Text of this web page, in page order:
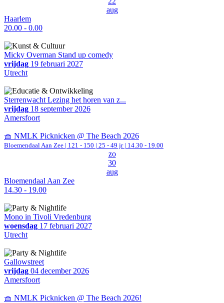
aug
Haarlem
20.00 - 0.00
Micky Overman Stand up comedy
vrijdag 19 februari 2027
Utrecht
Sterrenwacht Lezing het horen van z...
vrijdag 18 september 2026
Amersfoort
🧺 NMLK Picknicken @ The Beach 2026
Bloemendaal Aan Zee | 121 - 150 | 25 - 49 jr | 14.30 - 19.00
zo
30
aug
Bloemendaal Aan Zee
14.30 - 19.00
Mono in Tivoli Vredenburg
woensdag 17 februari 2027
Utrecht
Gallowstreet
vrijdag 04 december 2026
Amersfoort
🧺 NMLK Picknicken @ The Beach 2026!